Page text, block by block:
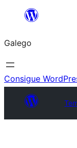
Saltar
contido
Galego
Consigue